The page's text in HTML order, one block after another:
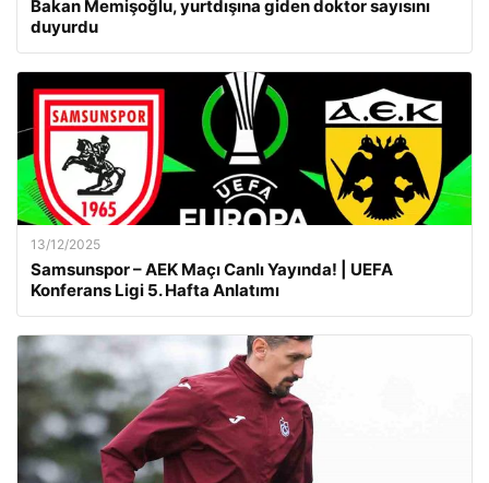
Bakan Memişoğlu, yurtdışına giden doktor sayısını
duyurdu
13/12/2025
Samsunspor – AEK Maçı Canlı Yayında! | UEFA
Konferans Ligi 5. Hafta Anlatımı